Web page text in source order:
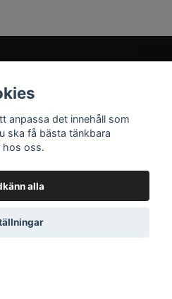
anpassa det innehåll som
ska få bästa tänkbara
hos oss.
alla